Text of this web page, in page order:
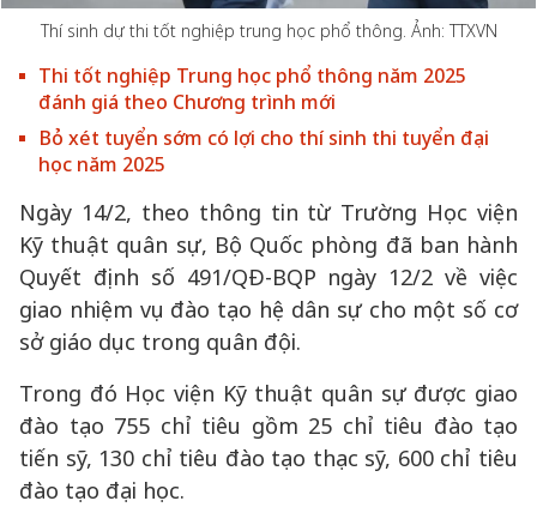
Thí sinh dự thi tốt nghiệp trung học phổ thông. Ảnh: TTXVN
Thi tốt nghiệp Trung học phổ thông năm 2025
đánh giá theo Chương trình mới
Bỏ xét tuyển sớm có lợi cho thí sinh thi tuyển đại
học năm 2025
Ngày 14/2, theo thông tin từ Trường Học viện
Kỹ thuật quân sự, Bộ Quốc phòng đã ban hành
Quyết định số 491/QĐ-BQP ngày 12/2 về việc
giao nhiệm vụ đào tạo hệ dân sự cho một số cơ
sở giáo dục trong quân đội.
Trong đó Học viện Kỹ thuật quân sự được giao
đào tạo 755 chỉ tiêu gồm 25 chỉ tiêu đào tạo
tiến sỹ, 130 chỉ tiêu đào tạo thạc sỹ, 600 chỉ tiêu
đào tạo đại học.